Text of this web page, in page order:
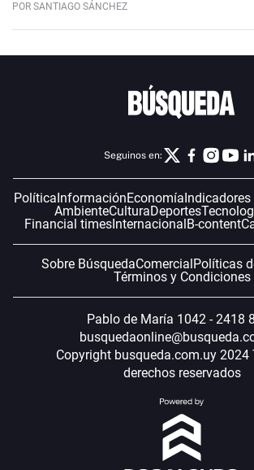
POR SANTIAGO SÁNCHEZ
Seguinos en:
PolíticaInformaciónEconomía
AmbienteCulturaDeportes
Financial timesInternacionalB-content
Sobre BúsquedaComercialPolíticas
Términos y Condiciones
Pablo de María 1042 - 2418
Copyright busqueda.com.uy 2024
derechos reservados